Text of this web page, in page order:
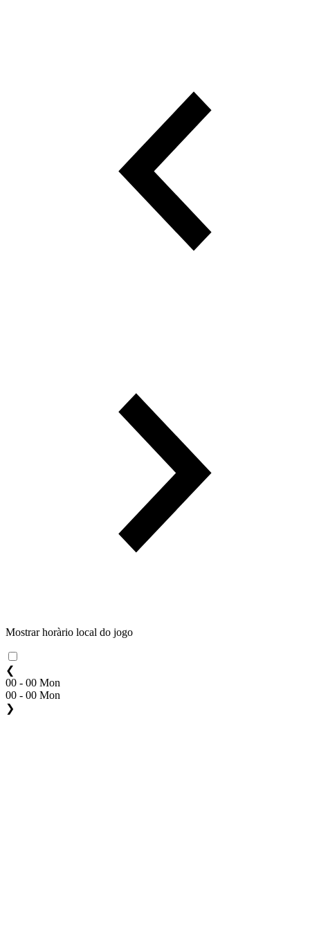
Mostrar horàrio local do jogo
❮
00 - 00 Mon
00 - 00 Mon
❯